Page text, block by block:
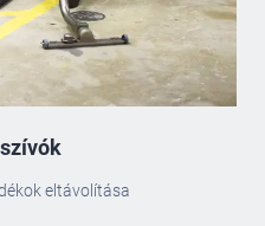
eltávolítása